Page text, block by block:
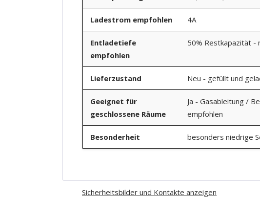
Ladestrom empfohlen 4A
Entladetiefe
empfohlen
50% Restkapazität -
Lieferzustand Neu - gefüllt und
Geeignet für
geschlossene Räume
Ja - Gasableitung /
empfohlen
Besonderheit besonders niedrige
Sicherheitsbilder und Kontakte anzeigen